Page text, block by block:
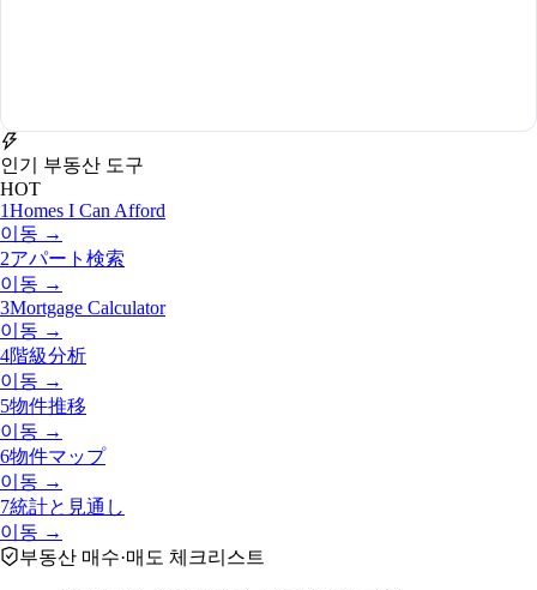
인기 부동산 도구
HOT
1Homes I Can Afford
이동 →
2アパート検索
이동 →
3Mortgage Calculator
이동 →
4階級分析
이동 →
5物件推移
이동 →
6物件マップ
이동 →
7統計と見通し
이동 →
부동산 매수·매도 체크리스트